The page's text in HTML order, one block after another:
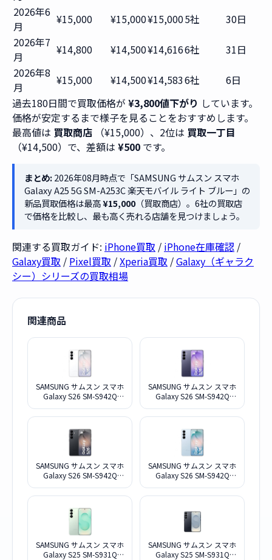
2026年6
月
¥15,000 ¥15,000¥15,0005社
30日
2026年7
月
¥14,800 ¥14,500¥14,6166社
31日
2026年8
月
¥15,000 ¥14,500¥14,5836社
6日
過去180日間で買取価格が ¥3,800値下がり しています。
価格が安定するまで様子を見ることをおすすめします。
最高値は 買取商店 （¥15,000）、2位は 買取一丁目
（¥14,500）で、差額は ¥500 です。
まとめ:2026年08月時点で「SAMSUNG サムスン スマホ
Galaxy A25 5G SM-A253C 楽天モバイル ライト ブルー」の
新品買取価格は最高¥15,000（買取商店）。6社の買取店
で価格を比較し、最も高く売れる店舗を見つけましょう。
関連する買取ガイド: iPhone買取 / iPhone在庫確認 /
Galaxy買取 / Pixel買取 /Xperia買取 /Galaxy（ギャラク
シー）シリーズの買取相場
関連商品
SAMSUNG サムスン スマホ
Galaxy S26 SM-S942Q
SAMSUNG サムスン スマホ
Galaxy S26 SM-S942Q
レット
SAMSUNG サムスン スマホ
Galaxy S26 SM-S942Q
SAMSUNG サムスン スマホ
Galaxy S26 SM-S942Q
SAMSUNG サムスン スマホ
Galaxy S25 SM-S931Q
SAMSUNG サムスン スマホ
Galaxy S25 SM-S931Q